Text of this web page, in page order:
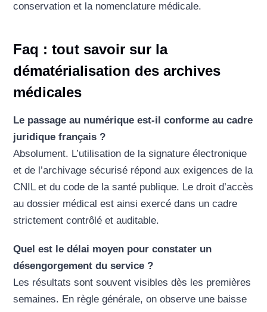
conservation et la nomenclature médicale.
Faq : tout savoir sur la
dématérialisation des archives
médicales
Le passage au numérique est-il conforme au cadre
juridique français ?
Absolument. L’utilisation de la signature électronique
et de l’archivage sécurisé répond aux exigences de la
CNIL et du code de la santé publique. Le droit d’accès
au dossier médical est ainsi exercé dans un cadre
strictement contrôlé et auditable.
Quel est le délai moyen pour constater un
désengorgement du service ?
Les résultats sont souvent visibles dès les premières
semaines. En règle générale, on observe une baisse